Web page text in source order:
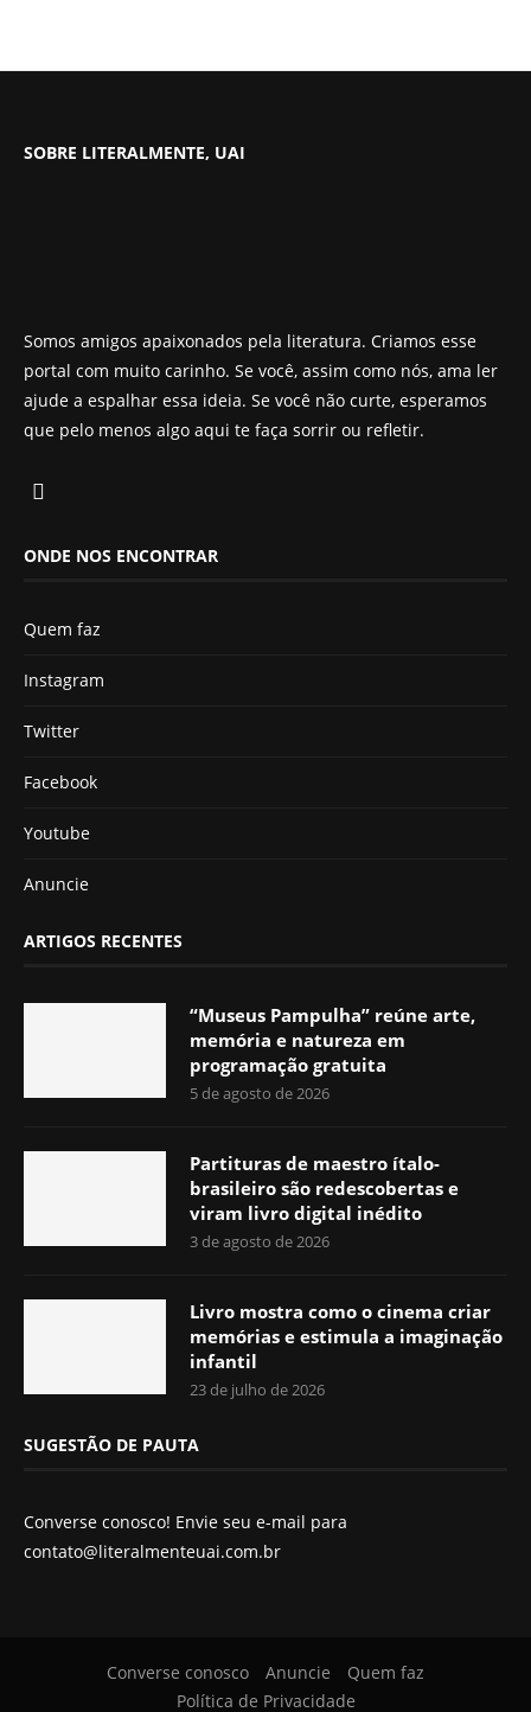
SOBRE LITERALMENTE, UAI
Somos amigos apaixonados pela literatura. Criamos esse
portal com muito carinho. Se você, assim como nós, ama ler
ajude a espalhar essa ideia. Se você não curte, esperamos
que pelo menos algo aqui te faça sorrir ou refletir.
ONDE NOS ENCONTRAR
Quem faz
Instagram
Twitter
Facebook
Youtube
Anuncie
ARTIGOS RECENTES
“Museus Pampulha” reúne arte,
memória e natureza em
programação gratuita
5 de agosto de 2026
Partituras de maestro ítalo-
brasileiro são redescobertas e
viram livro digital inédito
3 de agosto de 2026
Livro mostra como o cinema criar
memórias e estimula a imaginação
infantil
23 de julho de 2026
SUGESTÃO DE PAUTA
Converse conosco! Envie seu e-mail para
contato@literalmenteuai.com.br
Converse conosco Anuncie
Quem faz
Política de Privacidade